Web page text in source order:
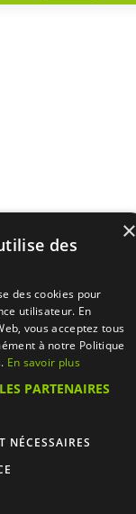
?
?
×
des
des cookies pour
utilisateur. En
vous acceptez tous
à notre Politique
En savoir plus
PARTENAIRES
NÉCESSAIRES